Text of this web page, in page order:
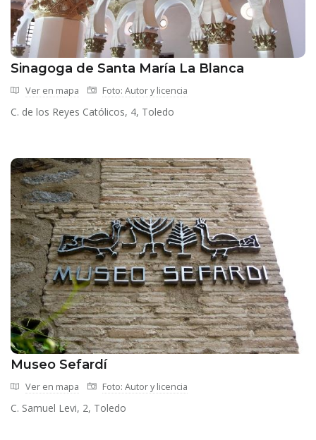
Sinagoga de Santa María La Blanca
Ver en mapa Foto: Autor y licencia
C. de los Reyes Católicos, 4, Toledo
Museo Sefardí
Ver en mapa Foto: Autor y licencia
C. Samuel Levi, 2, Toledo